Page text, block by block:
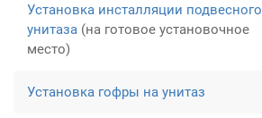
Установка инсталляции подвесного
унитаза (на готовое установочное
место)
Установка гофры на унитаз